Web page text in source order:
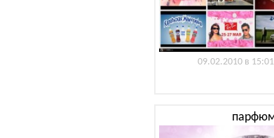
09.02.2010 в 15:01